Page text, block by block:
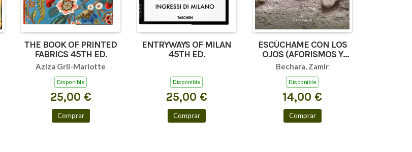
THE BOOK OF PRINTED
FABRICS 45TH ED.
Aziza Gril-Mariotte
Disponible
25,00 €
Comprar
ENTRYWAYS OF MILAN
45TH ED.
Disponible
25,00 €
Comprar
ESCÚCHAME CON LOS
OJOS (AFORISMOS Y
TEXTOS BREVES)
Bechara, Zamir
Disponible
14,00 €
Comprar